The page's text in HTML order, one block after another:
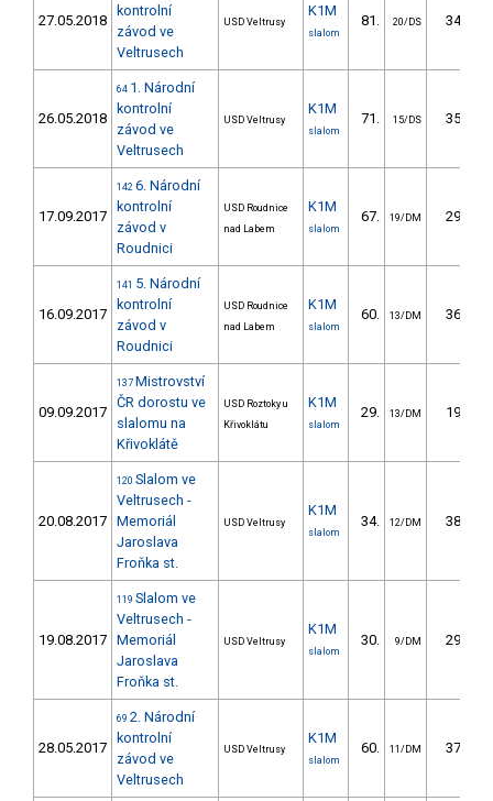
27.05.2018
kontrolní
závod ve
Veltrusech
USD Veltrusy
K1M
slalom
81. 20/DS 34.70
26.05.2018
64 1. Národní
kontrolní
závod ve
Veltrusech
USD Veltrusy
K1M
slalom
71. 15/DS 35.63
17.09.2017
142 6. Národní
kontrolní
závod v
Roudnici
USD Roudnice
nad Labem
K1M
slalom
67. 19/DM 29.30
16.09.2017
141 5. Národní
kontrolní
závod v
Roudnici
USD Roudnice
nad Labem
K1M
slalom
60. 13/DM 36.78
09.09.2017
137 Mistrovství
ČR dorostu ve
slalomu na
Křivoklátě
USD Roztoky u
Křivoklátu
K1M
slalom
29. 13/DM 19.78
20.08.2017
120 Slalom ve
Veltrusech -
Memoriál
Jaroslava
Froňka st.
USD Veltrusy
K1M
slalom
34. 12/DM 38.36
19.08.2017
119 Slalom ve
Veltrusech -
Memoriál
Jaroslava
Froňka st.
USD Veltrusy
K1M
slalom
30. 9/DM 29.70
28.05.2017
69 2. Národní
kontrolní
závod ve
Veltrusech
USD Veltrusy
K1M
slalom
60. 11/DM 37.79